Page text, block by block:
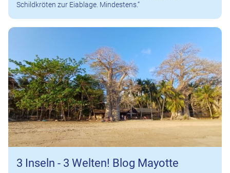
Schildkröten zur Eiablage. Mindestens.“
3 Inseln - 3 Welten! Blog Mayotte